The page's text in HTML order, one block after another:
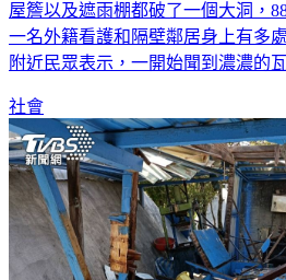
屋簷以及遮雨棚都破了一個大洞，
一名外籍看護和隔壁鄰居身上有多
附近民眾表示，一開始聞到濃濃的
社會